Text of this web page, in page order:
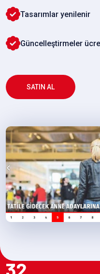
Tasarımlar yenilenir
Güncelleştirmeler
SATIN AL